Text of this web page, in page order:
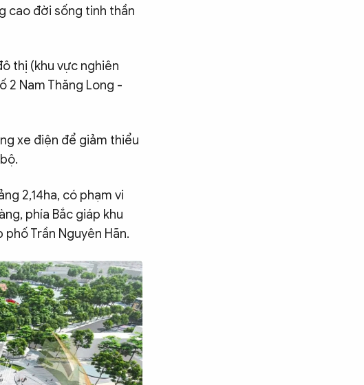
cao đời sống tinh thần
thị (khu vực nghiên
2 Nam Thăng Long -
xe điện để giảm thiểu
2,14ha, có phạm vi
phía Bắc giáp khu
Trần Nguyên Hãn.